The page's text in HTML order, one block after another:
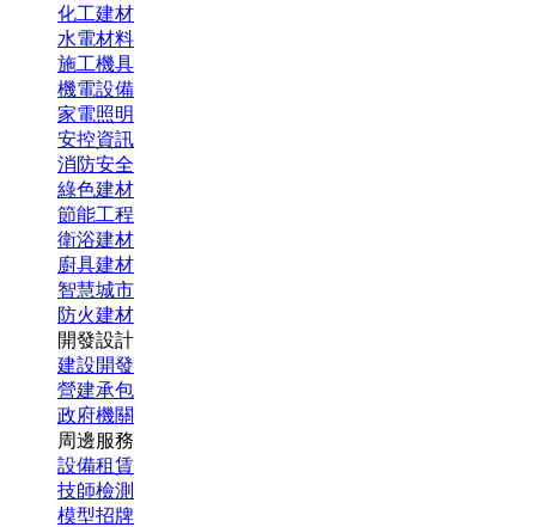
化工建材
水電材料
施工機具
機電設備
家電照明
安控資訊
消防安全
綠色建材
節能工程
衛浴建材
廚具建材
智慧城市
防火建材
開發設計
建設開發
營建承包
政府機關
周邊服務
設備租賃
技師檢測
模型招牌